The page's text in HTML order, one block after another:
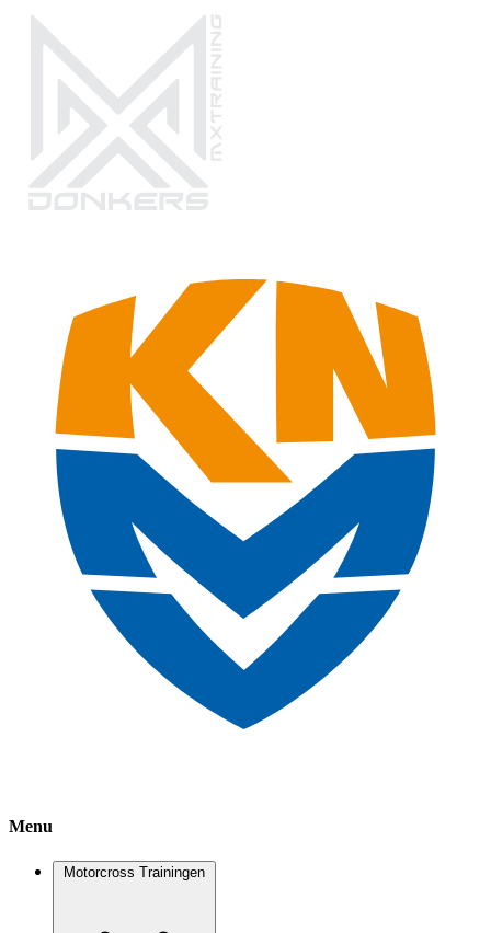
Menu
Motorcross Trainingen